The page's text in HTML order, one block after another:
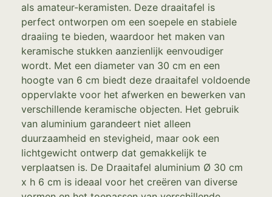
als amateur-keramisten. Deze draaitafel is
perfect ontworpen om een soepele en stabiele
draaiing te bieden, waardoor het maken van
keramische stukken aanzienlijk eenvoudiger
wordt. Met een diameter van 30 cm en een
hoogte van 6 cm biedt deze draaitafel voldoende
oppervlakte voor het afwerken en bewerken van
verschillende keramische objecten. Het gebruik
van aluminium garandeert niet alleen
duurzaamheid en stevigheid, maar ook een
lichtgewicht ontwerp dat gemakkelijk te
verplaatsen is. De Draaitafel aluminium Ø 30 cm
x h 6 cm is ideaal voor het creëren van diverse